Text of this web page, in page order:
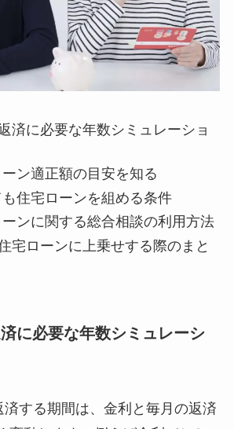
済に必要な年数シミュレーショ
ン適正額の目安を知る
住宅ローンを組める条件
ンに関する総合相談の利用方法
宅ローンに上乗せする際のまと
に必要な年数シミュレーシ
する期間は、金利と毎月の返済